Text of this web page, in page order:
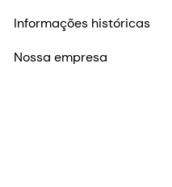
Informações históricas
Nossa empresa